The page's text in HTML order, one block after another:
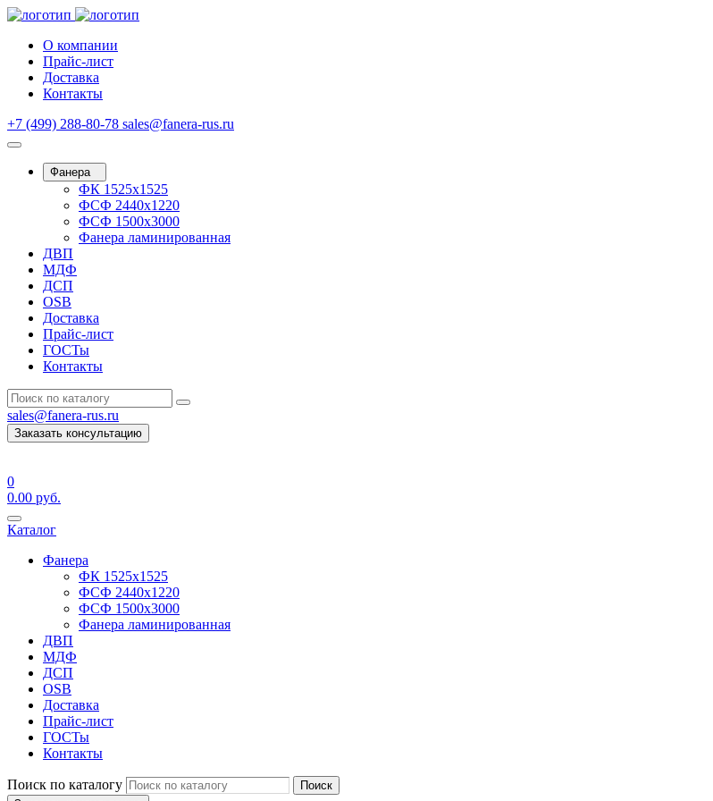
О компании
Прайс-лист
Доставка
Контакты
+7 (499) 288-80-78 sales@fanera-rus.ru
Фанера
ФК 1525х1525
ФСФ 2440х1220
ФСФ 1500х3000
Фанера ламинированная
ДВП
МДФ
ДСП
OSB
Доставка
Прайс-лист
ГОСТы
Контакты
sales@fanera-rus.ru
Заказать консультацию
0
0.00 руб.
Каталог
Фанера
ФК 1525х1525
ФСФ 2440х1220
ФСФ 1500х3000
Фанера ламинированная
ДВП
МДФ
ДСП
OSB
Доставка
Прайс-лист
ГОСТы
Контакты
Поиск по каталогу
Поиск